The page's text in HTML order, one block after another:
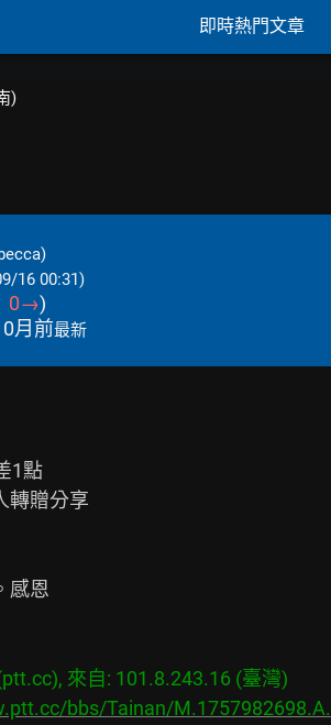
即時熱門文章
)
16 00:31)
0→)
月前最新
1點
轉贈分享
感恩
來自: 101.8.243.16 (臺灣)
bbs/Tainan/